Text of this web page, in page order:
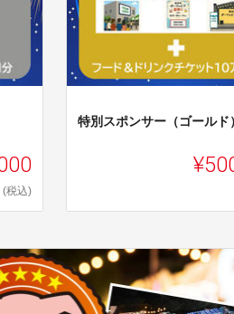
(税込)
特別スポンサー（ゴールド